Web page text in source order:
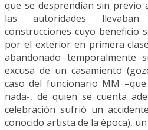
que se desprendían sin previo
las autoridades
construcciones cuyo beneficio
por el exterior en primera
abandonado temporalmente
excusa de un casamiento
caso del funcionario MM
nada-, de quien se cuenta
celebración sufrió un
conocido artista de la época),